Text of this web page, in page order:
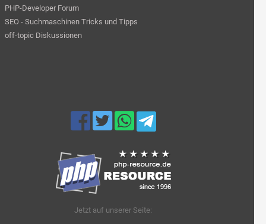
PHP-Developer Forum
SEO - Suchmaschinen Tricks und Tipps
off-topic Diskussionen
Jetzt auf unserer Seite: